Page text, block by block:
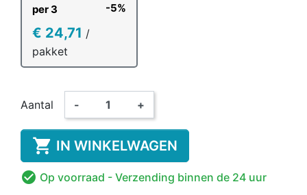
per 3 -5%
€ 24,71 /
pakket
Aantal - +
 IN WINKELWAGEN
 Op voorraad - Verzending binnen de 24 uur